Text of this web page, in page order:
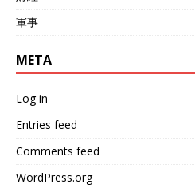
軍事
META
Log in
Entries feed
Comments feed
WordPress.org